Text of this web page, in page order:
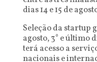
dias 14 e 15 de
Seleção da startup
agosto, 3° e último
terá acesso a
nacionais e